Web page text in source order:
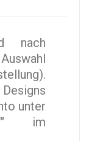
nach
unter
im